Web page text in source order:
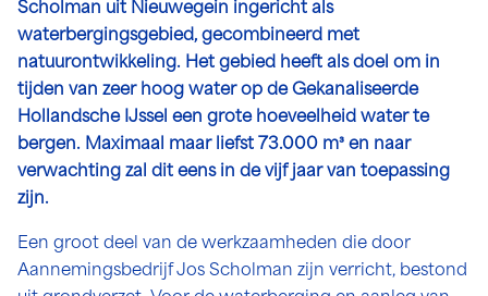
Scholman uit Nieuwegein ingericht als
waterbergingsgebied, gecombineerd met
natuurontwikkeling. Het gebied heeft als doel om in
tijden van zeer hoog water op de Gekanaliseerde
Hollandsche IJssel een grote hoeveelheid water te
bergen. Maximaal maar liefst 73.000 m³ en naar
verwachting zal dit eens in de vijf jaar van toepassing
zijn.
Een groot deel van de werkzaamheden die door
Aannemingsbedrijf Jos Scholman zijn verricht, bestond